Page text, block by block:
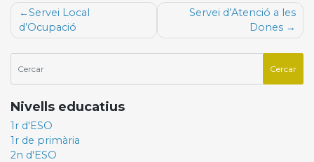
Navegació
d'entrades
Servei Local
d’Ocupació
Servei d’Atenció a les
Dones
Nivells educatius
1r d'ESO
1r de primària
2n d'ESO